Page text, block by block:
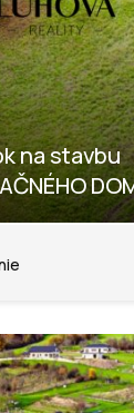
na stavbu